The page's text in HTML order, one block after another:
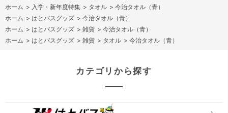
ホーム > 入学・新年度特集 > タオル > 今治タオル（青）
ホーム > はとバスグッズ > 今治タオル（青）
ホーム > はとバスグッズ > 雑貨 > 今治タオル（青）
ホーム > はとバスグッズ > 雑貨 > タオル > 今治タオル（青）
カテゴリから探す